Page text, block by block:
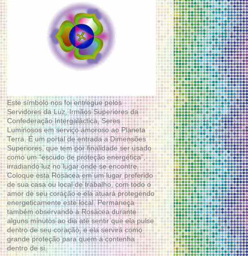
Este símbolo nos foi entregue pelos
Servidores da Luz, Irmãos Superiores da
Confederação Intergaláctica, Seres
Luminosos em serviço amoroso ao Planeta
Terra. É um portal de entrada a Dimensões
Superiores, que tem por finalidade ser usado
como um “escudo de proteção energética”,
irradiando luz no lugar onde se encontre.
Coloque esta Rosácea em um lugar preferido
de sua casa ou local de trabalho, com todo o
amor de seu coração e ela atuará protegendo
energeticamente este local. Permaneça
também observando a Rosácea durante
alguns minutos ao dia até sentir que ela pulse
dentro de seu coração, e ela servirá como
grande proteção para quem a contenha
dentro de si.